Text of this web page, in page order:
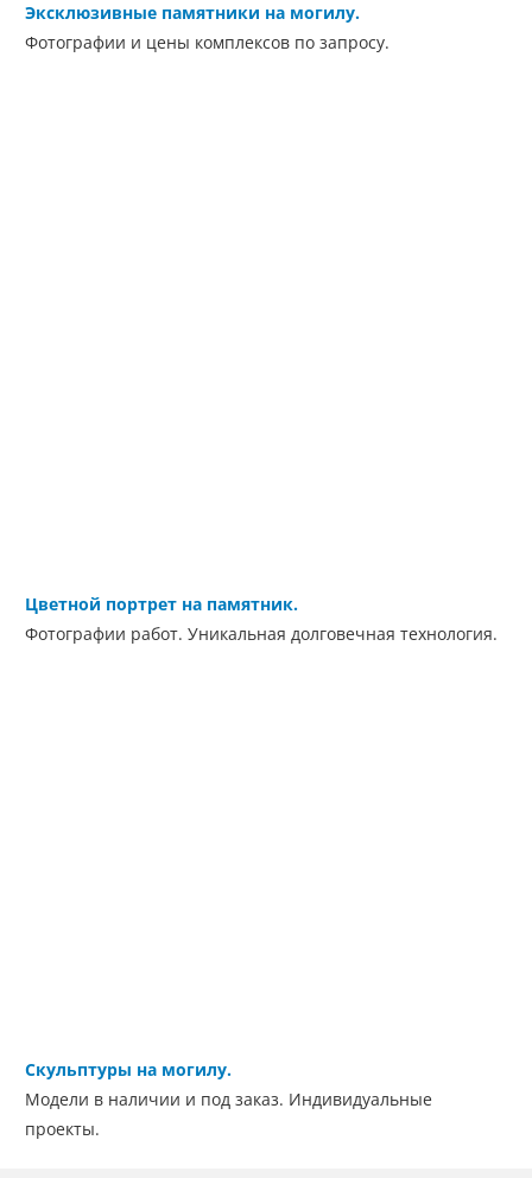
Эксклюзивные памятники на могилу.
Фотографии и цены комплексов по запросу.
Цветной портрет на памятник.
Фотографии работ. Уникальная долговечная технология.
Скульптуры на могилу.
Модели в наличии и под заказ. Индивидуальные
проекты.